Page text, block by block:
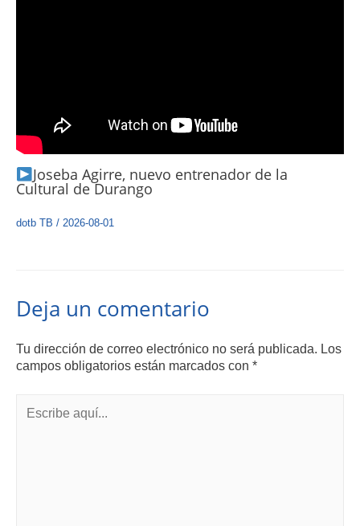
Joseba Agirre, nuevo entrenador de la
Cultural de Durango
dotb TB / 2026-08-01
Deja un comentario
Tu dirección de correo electrónico no será publicada. Los
campos obligatorios están marcados con *